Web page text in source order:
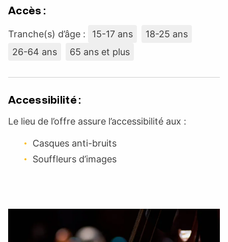
Accès :
Tranche(s) d’âge : 15-17 ans
18-25 ans
26-64 ans
65 ans et plus
Accessibilité :
Le lieu de l’offre assure l’accessibilité aux :
Casques anti-bruits
Souffleurs d’images